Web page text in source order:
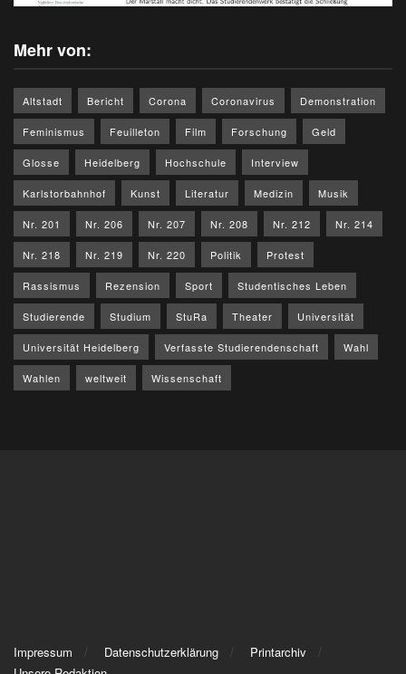
Mehr von:
Altstadt Bericht Corona Coronavirus Demonstration
Feminismus Feuilleton Film Forschung Geld
Glosse Heidelberg Hochschule Interview
Karlstorbahnhof Kunst Literatur Medizin Musik
Nr. 201 Nr. 206 Nr. 207 Nr. 208 Nr. 212 Nr. 214
Nr. 218 Nr. 219 Nr. 220 Politik Protest
Rassismus Rezension Sport Studentisches Leben
Studierende Studium StuRa Theater Universität
Universität Heidelberg Verfasste Studierendenschaft Wahl
Wahlen weltweit Wissenschaft
Impressum Datenschutzerklärung
Printarchiv